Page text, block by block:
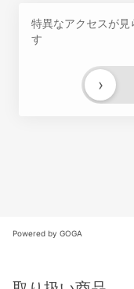
特異なアクセスが見
す
›
Powered by GOGA